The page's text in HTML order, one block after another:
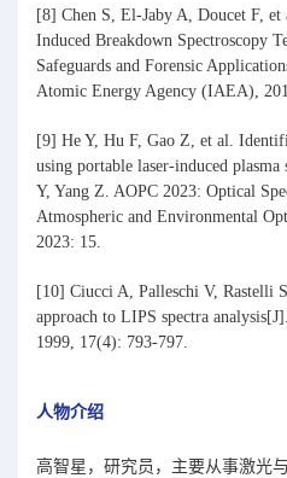
[8] Chen S, El-Jaby A, Doucet F,
Induced Breakdown Spectroscopy
Safeguards and Forensic
Atomic Energy Agency (IAEA),
[9] He Y, Hu F, Gao Z, et al.
using portable laser-induced
Y, Yang Z. AOPC 2023: Optical
Atmospheric and Environmental
2023: 15.
[10] Ciucci A, Palleschi V, Rastelli
approach to LIPS spectra
1999, 17(4): 793-797.
人物介绍
高智星，研究员，主要从事激光